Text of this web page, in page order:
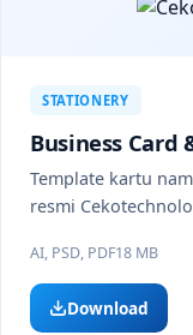
STATIONERY
Business Card
Template kartu
resmi
AI, PSD, PDF18 MB
Download